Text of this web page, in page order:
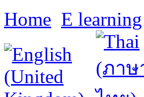
Home E learning